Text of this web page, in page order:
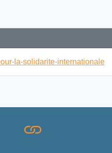
la-solidarite-internationale